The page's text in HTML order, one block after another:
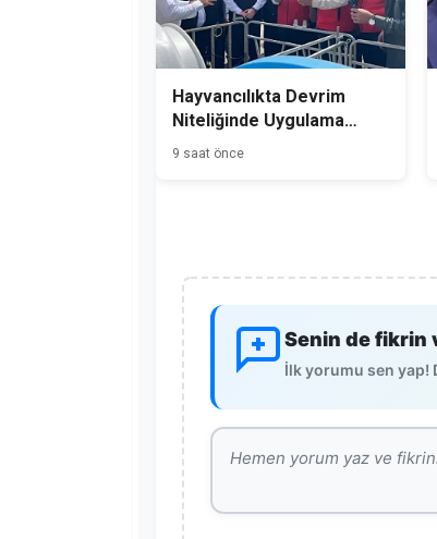
Hayvancılıkta Devrim
Niteliğinde Uygulama
Kars'tan Başladı
9 saat önce
Senin de fikrin
İlk yorumu sen yap!